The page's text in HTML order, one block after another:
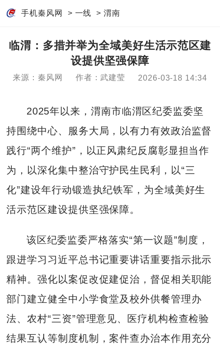
手机秦风网 > 一线 > 渭南
临渭：多措并举为全域美好生活示范区建
设提供坚强保障
来源：秦风网 作者：武建莹 2026-03-18 14:34
2025年以来，渭南市临渭区纪委监委坚
持围绕中心、服务大局，以有力有效政治监督
践行“两个维护”，以正风肃纪反腐彰显担当作
为，以深化集中整治守护民生民利，以“三
化”建设年行动锻造执纪铁军，为全域美好生
活示范区建设提供坚强保障。
该区纪委监委严格落实“第一议题”制度，
跟进学习习近平总书记重要讲话重要指示批示
精神。强化以案促改促建促治，督促相关职能
部门建立健全中小学食堂及校外供餐管理办
法、农村“三资”管理意见、医疗机构检查检验
结果互认等制度机制，案件查办治本作用充分